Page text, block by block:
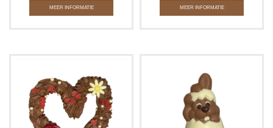
MEER INFORMATIE MEER INFORMATIE